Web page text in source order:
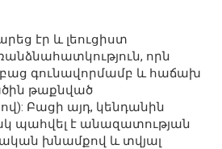
էր և լեուցիստ
որն
գունավորմամբ և հաճախ
թաքնված
Բացի այդ, կենդանին
պահվել է անազատության
խնամքով և տվյալ